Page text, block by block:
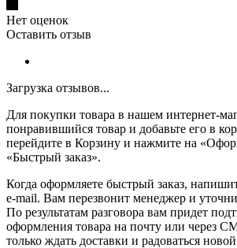
Нет оценок
Оставить отзыв
Загрузка отзывов...
Для покупки товара в нашем интернет-
понравившийся товар и добавьте его в
перейдите в Корзину и нажмите на
«Быстрый заказ».
Когда оформляете быстрый заказ,
e-mail. Вам перезвонит менеджер и
По результатам разговора вам придет
оформления товара на почту или через
только ждать доставки и радоваться